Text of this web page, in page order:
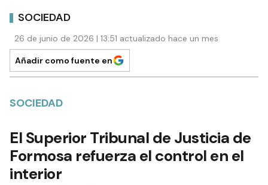
SOCIEDAD
26 de junio de 2026 | 13:51 actualizado hace un mes
Añadir como fuente en
SOCIEDAD
El Superior Tribunal de Justicia de
Formosa refuerza el control en el
interior